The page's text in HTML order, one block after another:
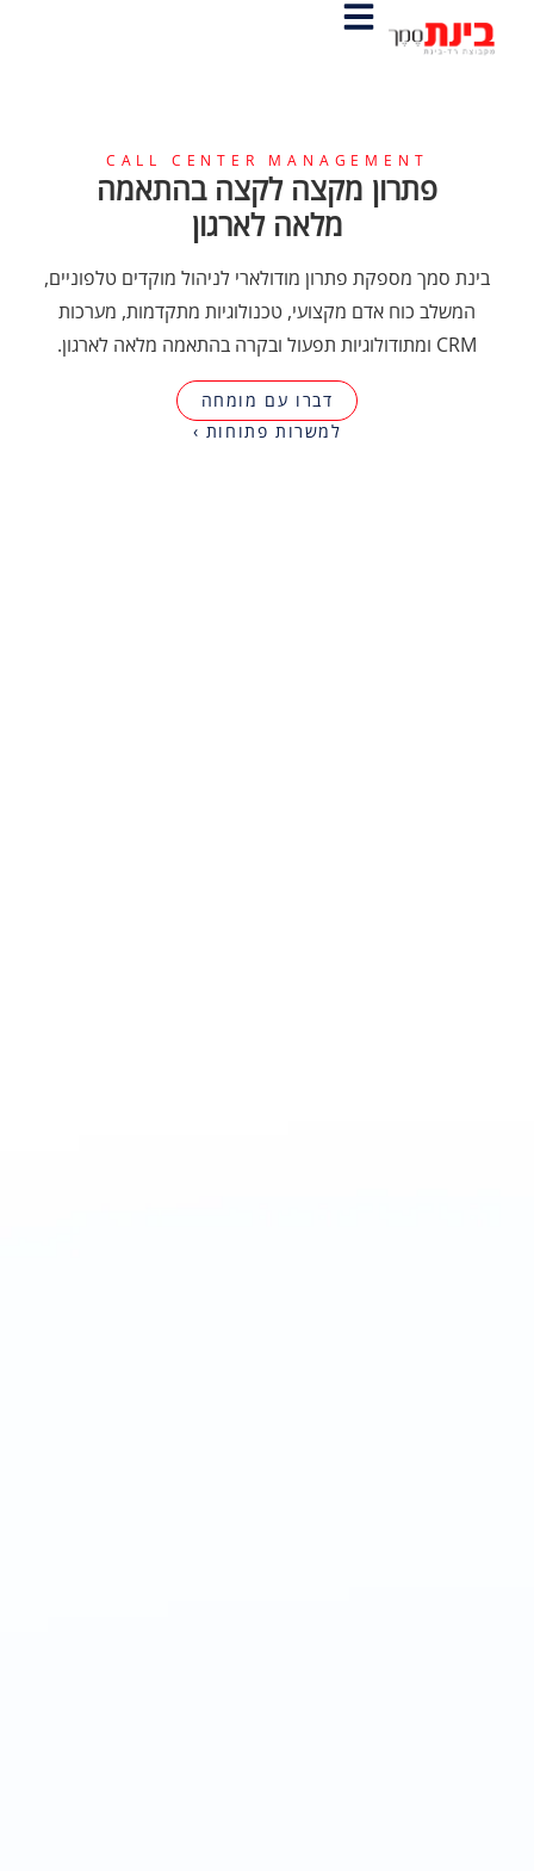
CALL CENTER MANAGEMENT
פתרון מקצה לקצה בהתאמה
מלאה לארגון
בינת סמך מספקת פתרון מודולארי לניהול מוקדים טלפוניים,
המשלב כוח אדם מקצועי, טכנולוגיות מתקדמות, מערכות
CRM ומתודולוגיות תפעול ובקרה בהתאמה מלאה לארגון.
דברו עם מומחה
למשרות פתוחות ›